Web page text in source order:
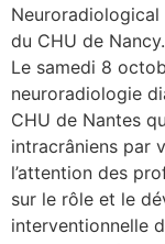
au CHU
& patrimoine
du CHU de Nancy.
Le samedi 8
neuroradiologie
CHU de Nantes
intracrâniens par
l’attention des
sur le rôle et le
interventionnelle